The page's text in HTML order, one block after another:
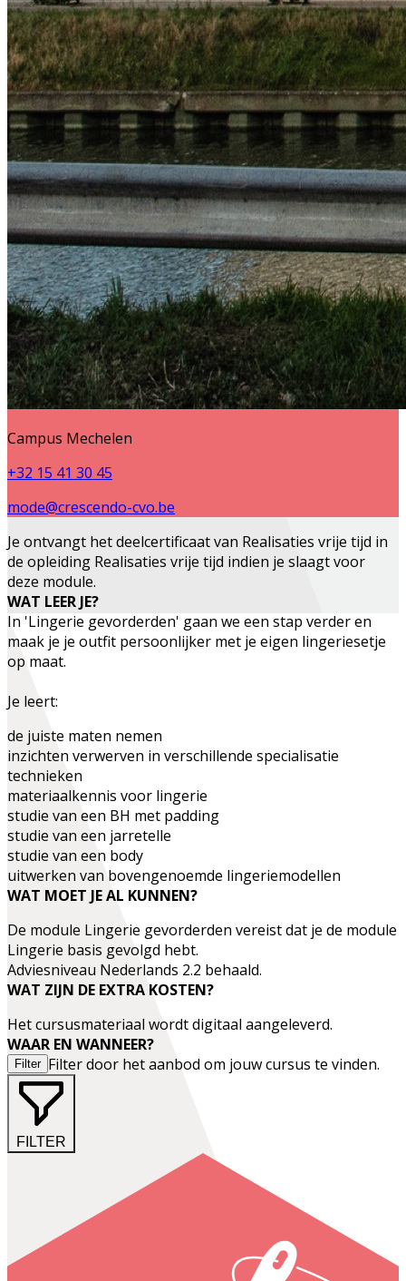
Campus Mechelen
+32 15 41 30 45
mode@crescendo-cvo.be
Je ontvangt het deelcertificaat van Realisaties vrije tijd in
de opleiding Realisaties vrije tijd indien je slaagt voor
deze module.
WAT LEER JE?
In 'Lingerie gevorderden' gaan we een stap verder en
maak je je outfit persoonlijker met je eigen lingeriesetje
op maat.
Je leert:
de juiste maten nemen
inzichten verwerven in verschillende specialisatie
technieken
materiaalkennis voor lingerie
studie van een BH met padding
studie van een jarretelle
studie van een body
uitwerken van bovengenoemde lingeriemodellen
WAT MOET JE AL KUNNEN?
De module Lingerie gevorderden vereist dat je de module
Lingerie basis gevolgd hebt.
Adviesniveau Nederlands 2.2 behaald.
WAT ZIJN DE EXTRA KOSTEN?
Het cursusmateriaal wordt digitaal aangeleverd.
WAAR EN WANNEER?
Filter Filter door het aanbod om jouw cursus te vinden.
FILTER